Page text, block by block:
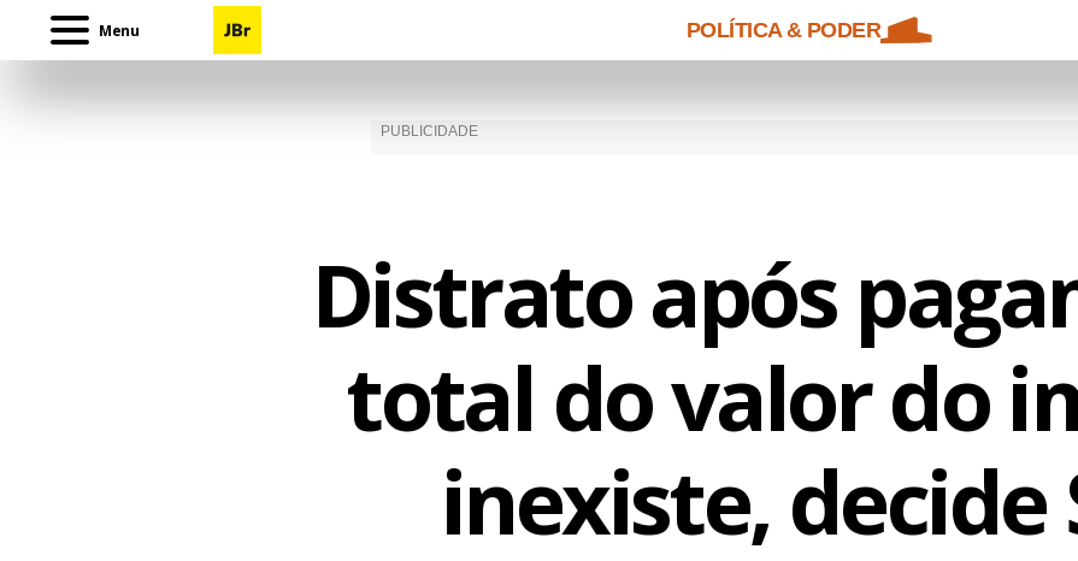
Menu POLÍTICA & PODER
Distrato após
total do valor do
inexiste, decide